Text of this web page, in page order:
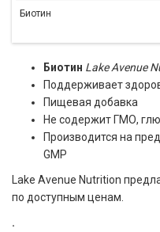
Биотин
Биотин Lake Avenue
Поддерживает
Пищевая добавка
Не содержит ГМО,
Производится на
GMP
Lake Avenue Nutrition
по доступным ценам.
.